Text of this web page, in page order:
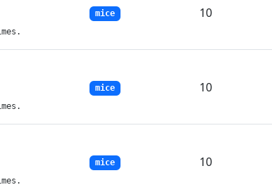
mice 10
mice 10
mice 10